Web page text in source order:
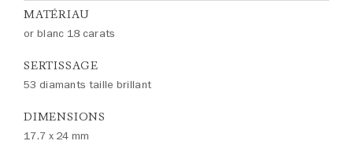
MATÉRIAU
or blanc 18 carats
SERTISSAGE
53 diamants taille brillant
DIMENSIONS
17.7 x 24 mm